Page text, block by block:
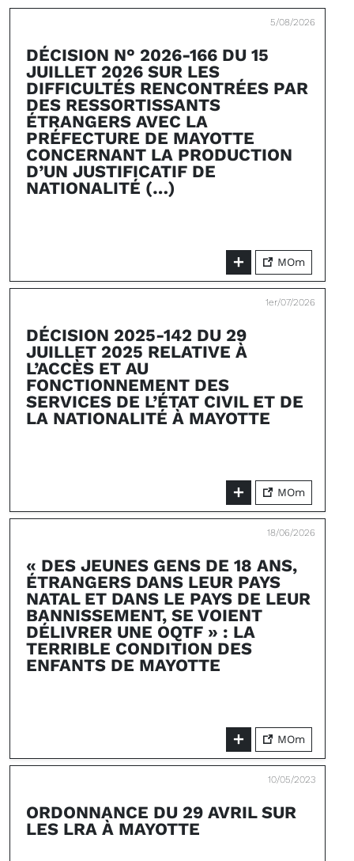
5/08/2026
DÉCISION N° 2026-166 DU 15
JUILLET 2026 SUR LES
DIFFICULTÉS RENCONTRÉES PAR
DES RESSORTISSANTS
ÉTRANGERS AVEC LA
PRÉFECTURE DE MAYOTTE
CONCERNANT LA PRODUCTION
D’UN JUSTIFICATIF DE
NATIONALITÉ (…)
MOm
1er/07/2026
DÉCISION 2025-142 DU 29
JUILLET 2025 RELATIVE À
L’ACCÈS ET AU
FONCTIONNEMENT DES
SERVICES DE L’ÉTAT CIVIL ET DE
LA NATIONALITÉ À MAYOTTE
MOm
18/06/2026
« DES JEUNES GENS DE 18 ANS,
ÉTRANGERS DANS LEUR PAYS
NATAL ET DANS LE PAYS DE LEUR
BANNISSEMENT, SE VOIENT
DÉLIVRER UNE OQTF » : LA
TERRIBLE CONDITION DES
ENFANTS DE MAYOTTE
MOm
10/05/2023
ORDONNANCE DU 29 AVRIL SUR
LES LRA À MAYOTTE